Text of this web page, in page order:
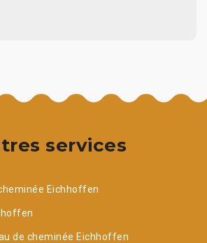
services
Eichhoffen
de cheminée Eichhoffen